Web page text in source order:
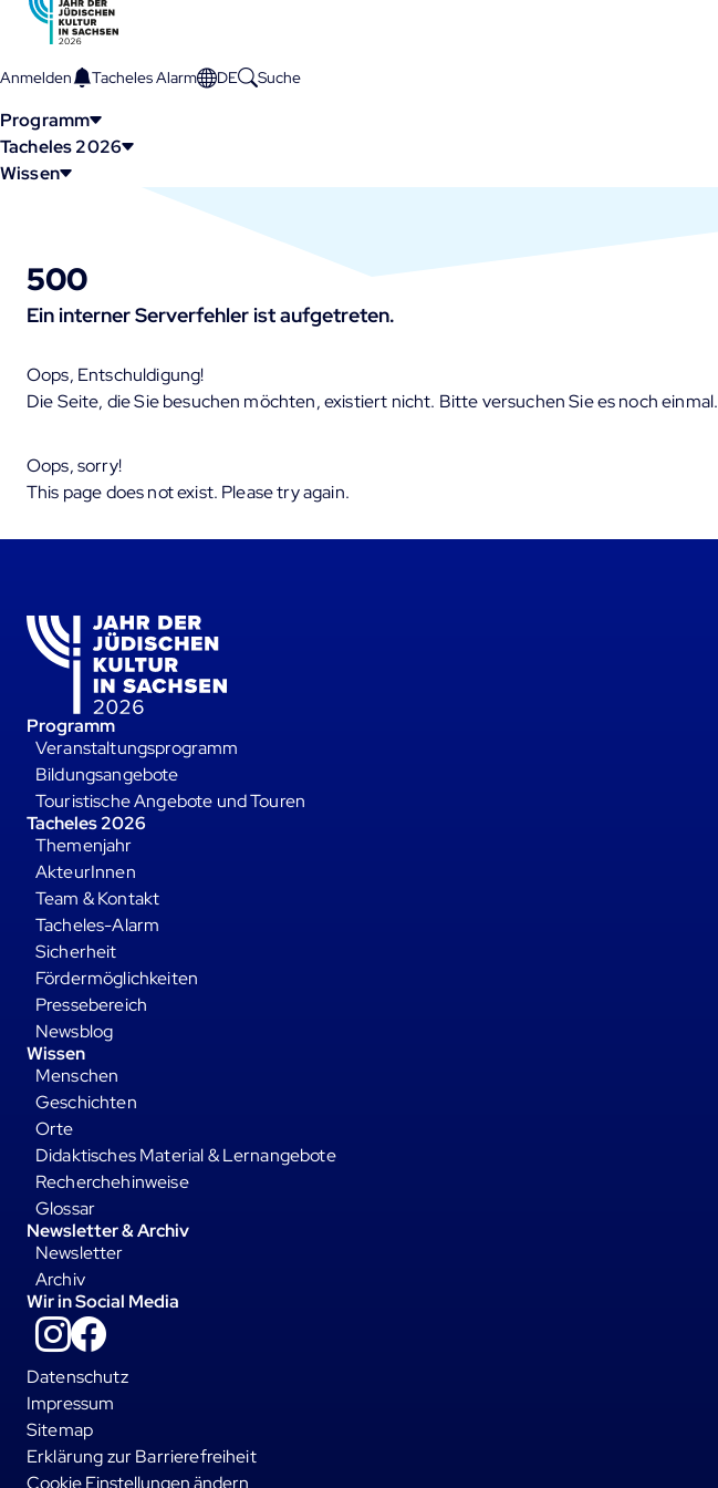
Anmelden Tacheles AlarmAKTUELLE
DE Suche
Programm
Tacheles 2026
Wissen
500
Ein interner Serverfehler ist aufgetreten.
Oops, Entschuldigung!
Die Seite, die Sie besuchen möchten, existiert nicht. Bitte versuchen Sie es noch einmal.
Oops, sorry!
This page does not exist. Please try again.
Programm
Veranstaltungsprogramm
Bildungsangebote
Touristische Angebote und Touren
Tacheles 2026
Themenjahr
AkteurInnen
Team & Kontakt
Tacheles-Alarm
Sicherheit
Fördermöglichkeiten
Pressebereich
Newsblog
Wissen
Menschen
Geschichten
Orte
Didaktisches Material & Lernangebote
Recherchehinweise
Glossar
Newsletter & Archiv
Newsletter
Archiv
Wir in Social Media
Instagram
Datenschutz
Impressum
Sitemap
Erklärung zur Barrierefreiheit
Cookie Einstellungen ändern